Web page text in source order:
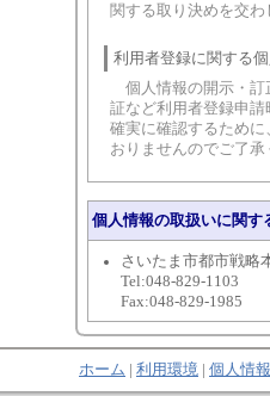
関する取り決めを交
利用者登録に関する
個人情報の開示・訂
証など利用者登録申
確実に確認するため
おりませんのでご了承
個人情報の取扱いに関す
さいたま市都市戦略
Tel:048-829-1103
Fax:048-829-1985
ホーム 利用環境 個人情